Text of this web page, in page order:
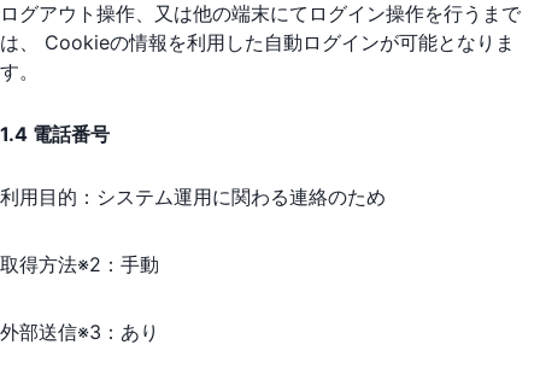
ログアウト操作、又は他の端末にてログイン操作を行うまで
は、 Cookieの情報を利用した自動ログインが可能となりま
す。
1.4 電話番号
利用目的： システム運用に関わる連絡のため
取得方法※2： 手動
外部送信※3： あり